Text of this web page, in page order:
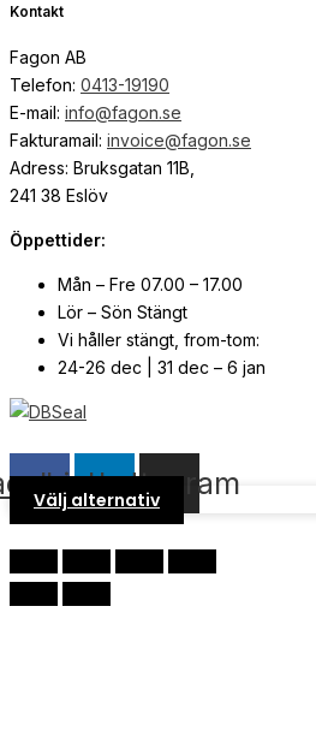
Kontakt
Fagon AB
Telefon: 0413-19190
E-mail: info@fagon.se
Fakturamail: invoice@fagon.se
Adress: Bruksgatan 11B,
241 38 Eslöv
Öppettider:
Mån – Fre 07.00 – 17.00
Lör – Sön Stängt
Vi håller stängt, from-tom:
24-26 dec | 31 dec – 6 jan
Linkedin
Instagram
Välj alternativ